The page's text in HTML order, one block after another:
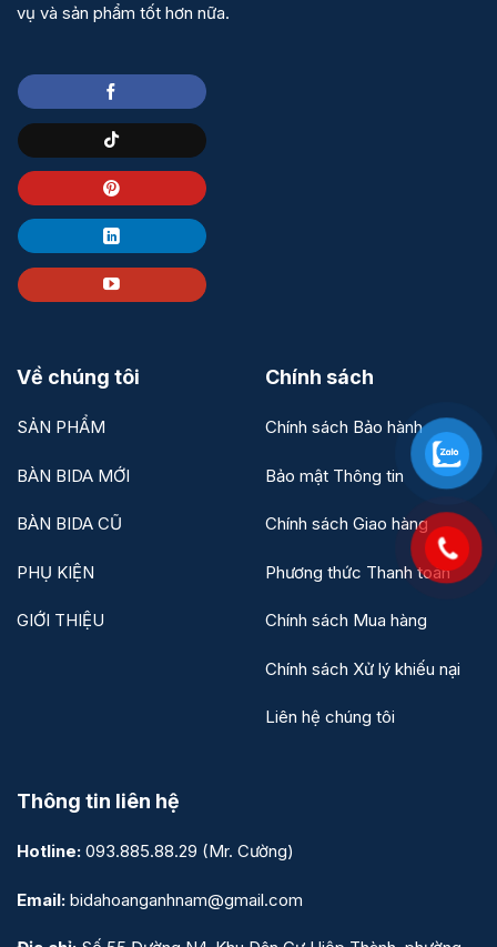
vụ và sản phẩm tốt hơn nữa.
Về chúng tôi
SẢN PHẨM
BÀN BIDA MỚI
BÀN BIDA CŨ
PHỤ KIỆN
GIỚI THIỆU
Chính sách
Chính sách Bảo hành
Bảo mật Thông tin
Chính sách Giao hàng
Phương thức Thanh toán
Chính sách Mua hàng
Chính sách Xử lý khiếu nại
Liên hệ chúng tôi
Thông tin liên hệ
Hotline: 093.885.88.29 (Mr. Cường)
Email: bidahoanganhnam@gmail.com